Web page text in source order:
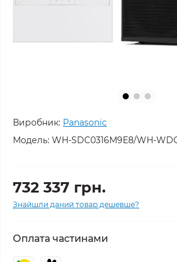
Виробник: Panasonic
Модель: WH-SDC0316M9E8/WH-
732 337 грн.
Знайшли даний товар дешевше?
Оплата частинами